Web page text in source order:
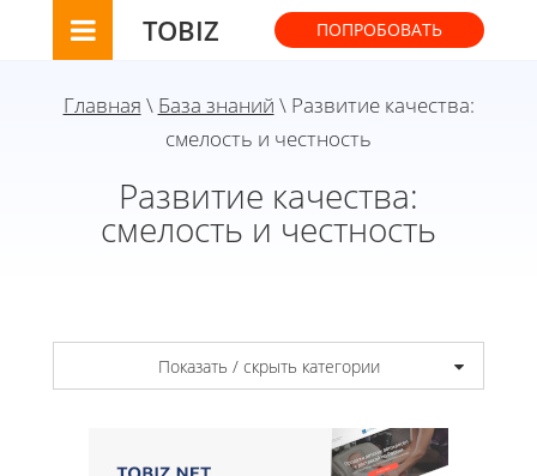
TOBIZ ПОПРОБОВАТЬ
Главная \ База знаний \ Развитие качества:
смелость и честность
Развитие качества:
смелость и честность
Показать / скрыть категории